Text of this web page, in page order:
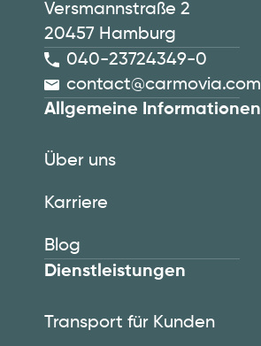
Versmannstraße 2
20457 Hamburg
040-23724349-0
contact@carmovia.com
Allgemeine Informationen
Über uns
Karriere
Blog
Dienstleistungen
Transport für Kunden